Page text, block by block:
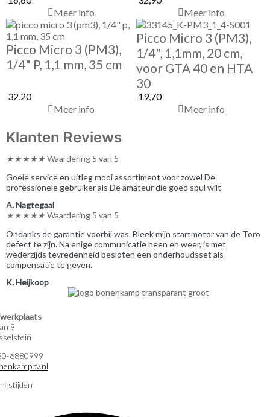
Meer info
Meer info
Picco Micro 3 (PM3),
1/4" P, 1,1 mm, 35 cm
32,20
Meer info
Picco Micro 3 (PM3),
1/4", 1,1mm, 20 cm,
voor GTA 40 en HTA
30
19,70
Meer info
Klanten Reviews
★★★★★Waardering 5 van 5
Goeie service en uitleg mooi assortiment voor zowel De
professionele gebruiker als De amateur die goed spul wilt
A. Nagtegaal
★★★★★Waardering 5 van 5
Ondanks de garantie voorbij was. Bleek mijn startmotor van de Toro
defect te zijn. Na enige communicatie heen en weer, is met
wederzijds tevredenheid besloten een onderhoudsset als
compensatie te geven.
K. Heijkoop
9
6880999